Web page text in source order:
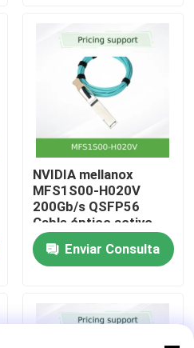
NVIDIA mellanox
MFS1S00-H020V
200Gb/s QSFP56
Cable óptico activo
20m AOC para HDR
InfiniBandEnviar Consulta